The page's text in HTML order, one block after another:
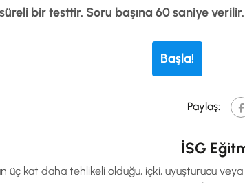
bir testtir. Soru başına 60 saniye verilir.
Başla!
Paylaş:
İSG
üç kat daha tehlikeli olduğu, içki, uyuşturucu